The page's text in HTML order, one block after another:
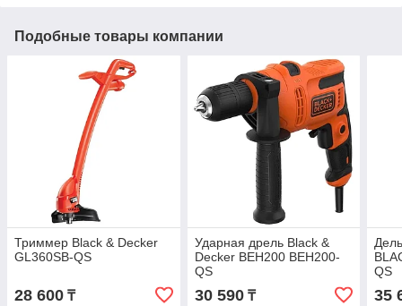
Подобные товары компании
Триммер Black & Decker
GL360SB-QS
28 600 ₸
Ударная дрель Black &
Decker BEH200 BEH200-
QS
30 590₸
QS
35